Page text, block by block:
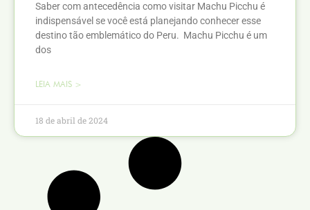
Saber com antecedência como visitar Machu Picchu é
indispensável se você está planejando conhecer esse
destino tão emblemático do Peru. Machu Picchu é um
dos
LEIA MAIS >
18 de abril de 2024